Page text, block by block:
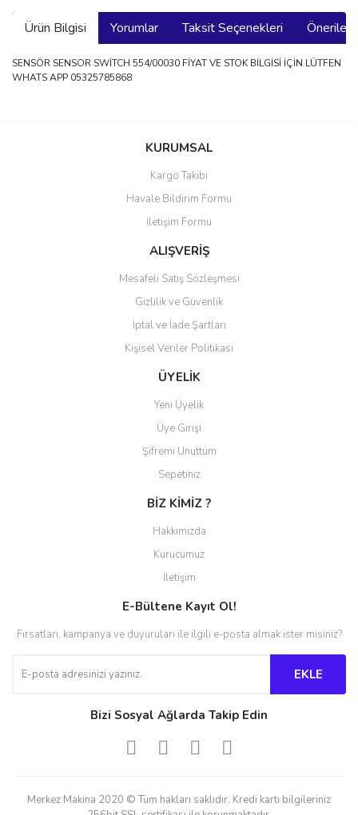
Ürün Bilgisi Yorumlar Taksit Seçenekleri
SENSÖR SENSOR SWİTCH 554/00030 FİYAT VE STOK BİLGİSİ İÇİN LÜTFEN
WHATS APP 05325785868
Bu ürüne ilk yorumu siz yapın!
Ürün resmi kalitesiz, bozuk veya görüntülenemiyor.
Ürün açıklamasında eksik bilgiler bulunuyor.
Ürün bilgilerinde hatalar bulunuyor.
Gönder
KURUMSAL
Kargo Takibi
Havale Bildirim Formu
İletişim Formu
ALIŞVERİŞ
Mesafeli Satış Sözleşmesi
Gizlilik ve Güvenlik
İptal ve İade Şartları
Kişisel Veriler Politikası
ÜYELİK
Yeni Üyelik
Üye Girişi
Şifremi Unuttum
Sepetiniz
BİZ KİMİZ ?
Hakkımızda
Kurucumuz
İletişim
E-Bültene Kayıt Ol!
Fırsatları, kampanya ve duyuruları ile ilgili e-posta almak ister misiniz?
EKLE
Bizi Sosyal Ağlarda Takip Edin
Merkez Makina 2020 © Tüm hakları saklıdır. Kredi kartı bilgileriniz